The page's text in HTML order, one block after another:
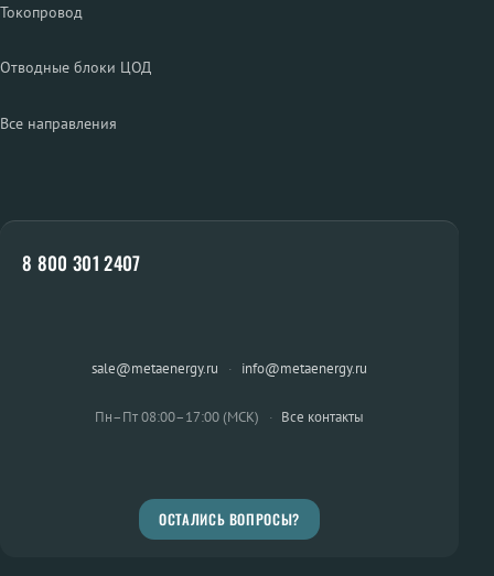
Токопровод
Отводные блоки ЦОД
Все направления
8 800 301 2407
sale@metaenergy.ru · info@metaenergy.ru
Пн–Пт 08:00–17:00 (МСК) · Все контакты
ОСТАЛИСЬ ВОПРОСЫ?